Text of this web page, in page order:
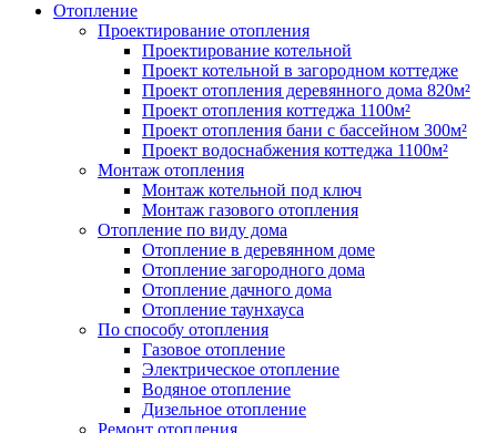
Отопление
Проектирование отопления
Проектирование котельной
Проект котельной в загородном коттедже
Проект отопления деревянного дома 820м²
Проект отопления коттеджа 1100м²
Проект отопления бани с бассейном 300м²
Проект водоснабжения коттеджа 1100м²
Монтаж отопления
Монтаж котельной под ключ
Монтаж газового отопления
Отопление по виду дома
Отопление в деревянном доме
Отопление загородного дома
Отопление дачного дома
Отопление таунхауса
По способу отопления
Газовое отопление
Электрическое отопление
Водяное отопление
Дизельное отопление
Ремонт отопления